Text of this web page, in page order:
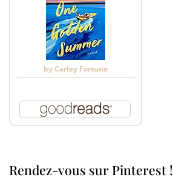
byCarley Fortune
Rendez-vous sur Pinterest !